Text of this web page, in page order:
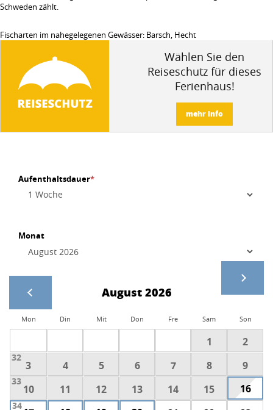
Schweden zählt.
Fischarten im nahegelegenen Gewässer: Barsch, Hecht
Wählen Sie den
Reiseschutz für dieses
Ferienhaus!
mehr info
Aufenthaltsdauer*
Monat
August 2026
Mon Din Mit Don Fre Sam Son
1 2
32
3 4 5 6 7 8 9
33
10 11 12 13 14 15 16
34